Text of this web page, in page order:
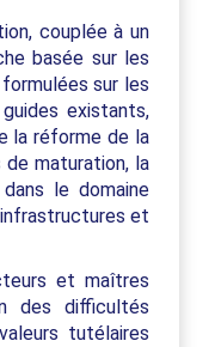
couplée à un
basée sur les
sur les
existants,
la réforme de la
de maturation, la
le domaine
et
et maîtres
des difficultés
tutélaires